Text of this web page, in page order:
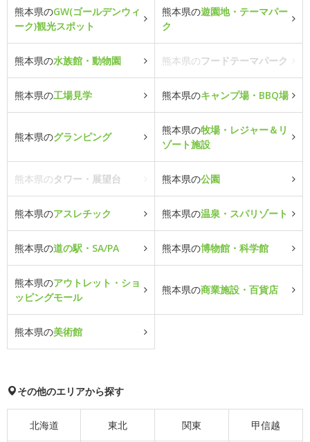
熊本県のGW(ゴールデンウィ
ーク)観光スポット
熊本県の遊園地・テーマパー
ク
熊本県の水族館・動物園 熊本県のフードテーマパーク
熊本県の工場見学 熊本県のキャンプ場・BBQ場
熊本県のグランピング
熊本県の牧場・レジャー＆リ
ゾート施設
熊本県のタワー・展望台 熊本県の公園
熊本県のアスレチック 熊本県の温泉・スパリゾート
熊本県の道の駅・SA/PA 熊本県の博物館・科学館
熊本県のアウトレット・ショ
ッピングモール
熊本県の商業施設・百貨店
熊本県の美術館
その他のエリアから探す
北海道 東北 関東 甲信越